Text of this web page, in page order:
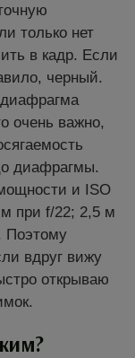
только нет
в кадр. Если
черный.
диафрагма
очень важно,
диафрагмы.
и ISO
при f/22; 2,5 м
Поэтому
вдруг вижу
открываю